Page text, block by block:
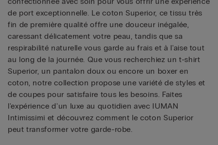
de port exceptionnelle. Le coton Superior, ce tissu très
fin de première qualité offre une douceur inégalée,
caressant délicatement votre peau, tandis que sa
respirabilité naturelle vous garde au frais et à l'aise tout
au long de la journée. Que vous recherchiez un t-shirt
Superior, un pantalon doux ou encore un boxer en
coton, notre collection propose une variété de styles et
de coupes pour satisfaire tous les besoins. Faites
l'expérience d'un luxe au quotidien avec IUMAN
Intimissimi et découvrez comment le coton Superior
peut transformer votre garde-robe.